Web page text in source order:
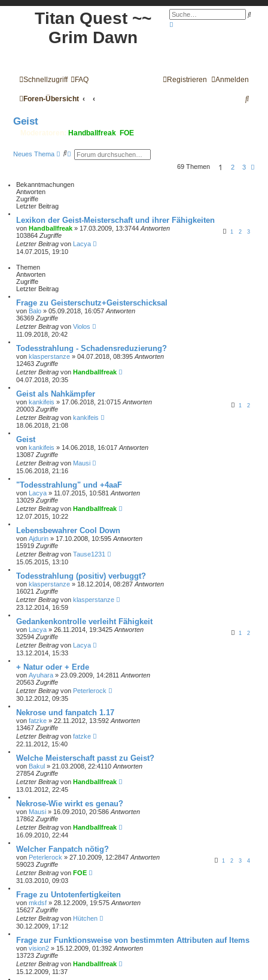
Titan Quest ~~
Grim Dawn
S
E
t
Schnellzugriff FAQ Anmelden
Registrieren
Foren-Übersicht
S
Geist
Moderatoren: Handballfreak FOE
Neues Thema
S E
t
e
S
u
h
69 Themen 1 2 3
Bekanntmachungen
Antworten
Zugriffe
Letzter Beitrag
Lexikon der Geist-Meisterschaft und ihrer Fähigkeiten
vonHandballfreak » 17.03.2009, 13:37
1 2 3
44Antworten
103864Zugriffe
Letzter Beitragvon Lacya
14.07.2015, 19:10
Themen
Antworten
Zugriffe
Letzter Beitrag
Frage zu Geisterschutz+Geisterschicksal
von Balo » 05.09.2018, 16:057Antworten
36369Zugriffe
Letzter BeitragvonViolos
11.09.2018, 20:42
Todesstrahlung - Schadensreduzierung?
vonklasperstanze » 04.07.2018, 08:395Antworten
12463Zugriffe
Letzter BeitragvonHandballfreak
04.07.2018, 20:35
Geist als Nahkämpfer
vonkankifeis » 17.06.2018, 21:07
1 2
15Antworten
20003Zugriffe
Letzter Beitragvonkankifeis
18.06.2018, 21:08
Geist
vonkankifeis » 14.06.2018, 16:017Antworten
13087Zugriffe
Letzter Beitragvon Mausi
15.06.2018, 21:16
"Todesstrahlung" und +4aaF
von Lacya » 11.07.2015, 10:581Antworten
13029Zugriffe
Letzter BeitragvonHandballfreak
12.07.2015, 10:22
Lebensbewahrer Cool Down
vonAjdurin » 17.10.2008, 10:595Antworten
15919Zugriffe
Letzter BeitragvonTause1231
15.05.2015, 13:10
Todesstrahlung (positiv) verbuggt?
vonklasperstanze » 18.12.2014, 08:287Antworten
16021Zugriffe
Letzter Beitragvonklasperstanze
23.12.2014, 16:59
Gedankenkontrolle verleiht Fähigkeit
von Lacya » 26.11.2014, 19:34
1 2
25Antworten
32594Zugriffe
Letzter Beitragvon Lacya
13.12.2014, 15:33
+ Natur oder + Erde
vonAyuhara » 23.09.2009, 14:2811Antworten
20563Zugriffe
Letzter Beitragvon Peterlerock
30.12.2012, 09:35
Nekrose und fanpatch 1.17
vonfatzke » 22.11.2012, 13:592Antworten
13467Zugriffe
Letzter Beitragvonfatzke
22.11.2012, 15:40
Welche Meisterschaft passt zu Geist?
von Bakul » 21.03.2008, 22:41 10Antworten
27854Zugriffe
Letzter BeitragvonHandballfreak
13.01.2012, 22:45
Nekrose-Wie wirkt es genau?
von Mausi » 16.09.2010, 20:586Antworten
17862Zugriffe
Letzter BeitragvonHandballfreak
16.09.2010, 22:44
Welcher Fanpatch nötig?
von Peterlerock » 27.10.2009, 12:28
1 2 3 4
47Antworten
59023Zugriffe
Letzter BeitragvonFOE
31.03.2010, 09:03
Frage zu Untotenfertigkeiten
vonmkdsf » 28.12.2009, 19:575Antworten
15627Zugriffe
Letzter Beitragvon Hütchen
30.12.2009, 17:12
Frage zur Funktionsweise von bestimmten Attributen auf Items
vonvision2 » 15.12.2009, 01:392Antworten
13723Zugriffe
Letzter BeitragvonHandballfreak
15.12.2009, 11:37